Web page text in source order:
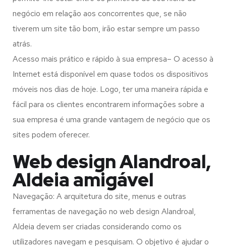
negócio em relação aos concorrentes que, se não
tiverem um site tão bom, irão estar sempre um passo
atrás.
Acesso mais prático e rápido à sua empresa– O acesso à
Internet está disponível em quase todos os dispositivos
móveis nos dias de hoje. Logo, ter uma maneira rápida e
fácil para os clientes encontrarem informações sobre a
sua empresa é uma grande vantagem de negócio que os
sites podem oferecer.
Web design Alandroal,
Aldeia amigável
Navegação: A arquitetura do site, menus e outras
ferramentas de navegação no web design Alandroal,
Aldeia devem ser criadas considerando como os
utilizadores navegam e pesquisam. O objetivo é ajudar o